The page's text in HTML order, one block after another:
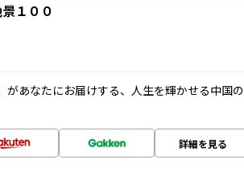
１００
あなたにお届けする、人生を輝かせる中国の
詳細を見る